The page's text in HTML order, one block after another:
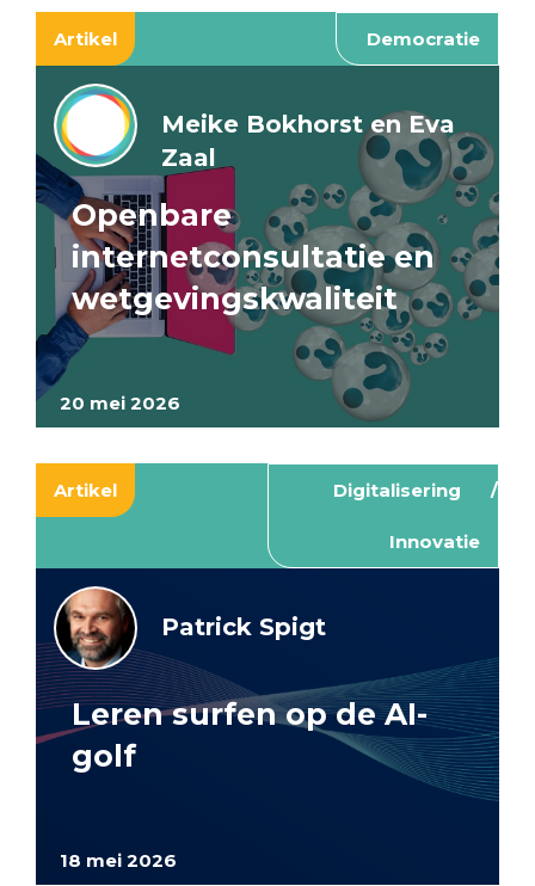
Artikel Democratie
20 mei 2026
Meike Bokhorst en Eva
Zaal
Openbare
internetconsultatie en
wetgevingskwaliteit
Artikel Digitalisering
Innovatie
18 mei 2026
Patrick Spigt
Leren surfen op de AI-
golf